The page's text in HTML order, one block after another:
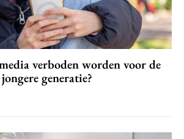
verboden worden voor de
jongere generatie?